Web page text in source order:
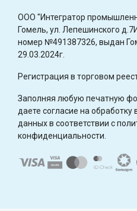
OOO "Интегратор
Гомель, ул. Лепешинского
номер №491387326, выдан
29.03.2024г.
Регистрация в торговом
Заполняя любую печатную
даете согласие на
данных в соответствии с
конфиденциальности.